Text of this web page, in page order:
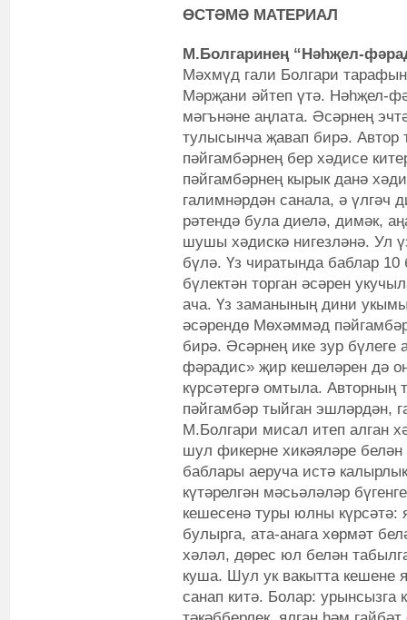
ӨСТӘМӘ МАТЕРИАЛ
М.Болгаринең “Нәһҗел-
Мәхмүд гали Болгари
Мәрҗани әйтеп үтә. Нәһҗел-
мәгънәне аңлата. Әсәрнең
тулысынча җавап бирә.
пәйгамбәрнең бер хәдисе
пәйгамбәрнең кырык данә
галимнәрдән санала, ә үлгәч
рәтендә була диелә, димәк,
шушы хәдискә нигезләнә. Ул
бүлә. Үз чиратында баблар 10
бүлектән торган әсәрен
ача. Үз заманының дини
әсәрендө Мөхәммәд
бирә. Әсәрнең ике зур бүлеге
фәрадис» җир кешеләрен дә
күрсәтергә омтыла.
пәйгамбәр тыйган эшләрдән,
М.Болгари мисал итеп алган
шул фикерне хикәяләре
баблары аеруча истә
күтәрелгән мәсьәләләр
кешесенә туры юлны
булырга, ата-анага хөрмәт
хәләл, дөрес юл белән
куша. Шул ук вакытта кешене
санап китә. Болар: урынсызга